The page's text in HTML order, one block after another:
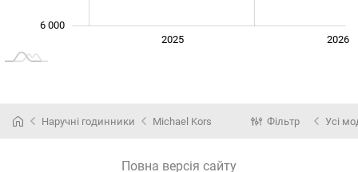
6 000
2025 2026
Наручні годинники Michael Kors Фільтр Усі
Повна версія сайту